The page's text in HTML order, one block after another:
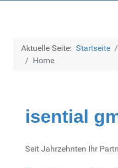
Aktuelle Seite: Startseite
Home
isential
Seit Jahrzehnten Ihr